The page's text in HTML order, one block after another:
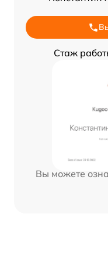
Стаж
Вы можете